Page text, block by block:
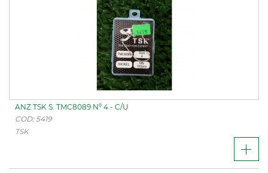
ANZ TSK S. TMC8089 Nº 4 - C/U
COD: 5419
TSK